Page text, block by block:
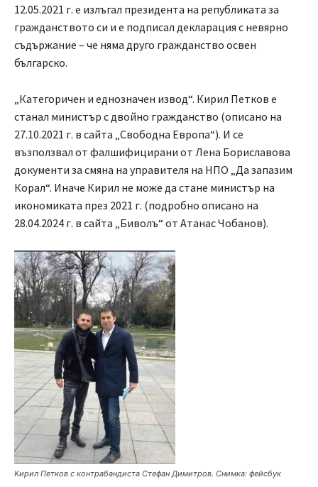
12.05.2021 г. е излъгал президента на републиката за
гражданството си и е подписал декларация с невярно
съдържание – че няма друго гражданство освен
българско.
„Категоричен и еднозначен извод“. Кирил Петков е
станал министър с двойно гражданство (описано на
27.10.2021 г. в сайта „Свободна Европа“). И се
възползвал от фалшифицирани от Лена Бориславова
документи за смяна на управителя на НПО „Да запазим
Корал“. Иначе Кирил не може да стане министър на
икономиката през 2021 г. (подробно описано на
28.04.2024 г. в сайта „Биволъ“ от Атанас Чобанов).
Кирил Петков с контрабандиста Стефан Димитров. Снимка: фейсбук